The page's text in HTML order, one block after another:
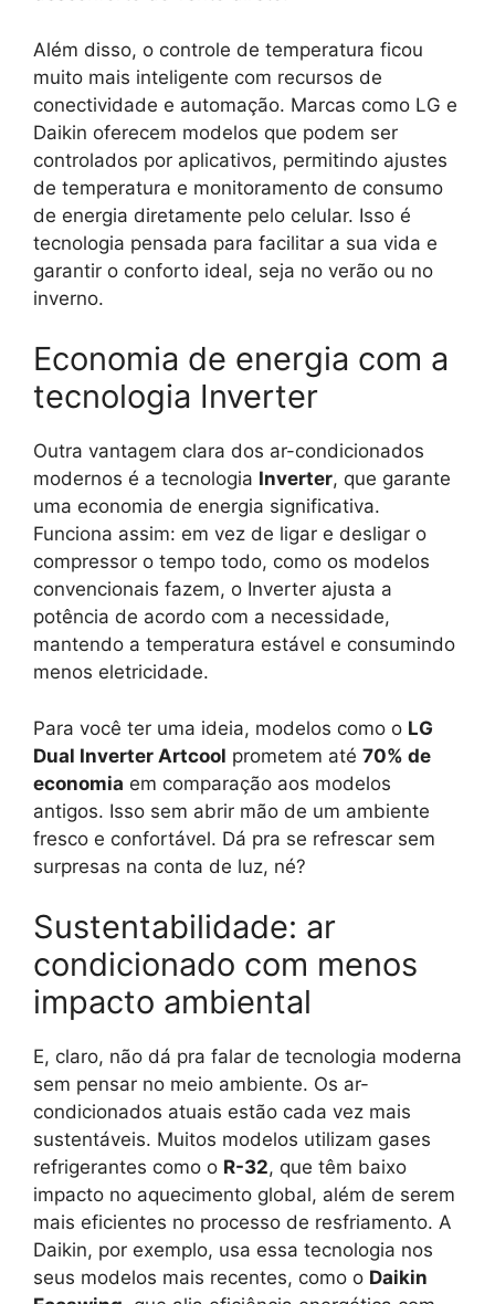
Além disso, o controle de temperatura ficou
muito mais inteligente com recursos de
conectividade e automação. Marcas como LG e
Daikin oferecem modelos que podem ser
controlados por aplicativos, permitindo ajustes
de temperatura e monitoramento de consumo
de energia diretamente pelo celular. Isso é
tecnologia pensada para facilitar a sua vida e
garantir o conforto ideal, seja no verão ou no
inverno.
Economia de energia com a
tecnologia Inverter
Outra vantagem clara dos ar-condicionados
modernos é a tecnologia Inverter, que garante
uma economia de energia significativa.
Funciona assim: em vez de ligar e desligar o
compressor o tempo todo, como os modelos
convencionais fazem, o Inverter ajusta a
potência de acordo com a necessidade,
mantendo a temperatura estável e consumindo
menos eletricidade.
Para você ter uma ideia, modelos como o LG
Dual Inverter Artcool prometem até 70% de
economia em comparação aos modelos
antigos. Isso sem abrir mão de um ambiente
fresco e confortável. Dá pra se refrescar sem
surpresas na conta de luz, né?
Sustentabilidade: ar
condicionado com menos
impacto ambiental
E, claro, não dá pra falar de tecnologia moderna
sem pensar no meio ambiente. Os ar-
condicionados atuais estão cada vez mais
sustentáveis. Muitos modelos utilizam gases
refrigerantes como o R-32, que têm baixo
impacto no aquecimento global, além de serem
mais eficientes no processo de resfriamento. A
Daikin, por exemplo, usa essa tecnologia nos
seus modelos mais recentes, como o Daikin